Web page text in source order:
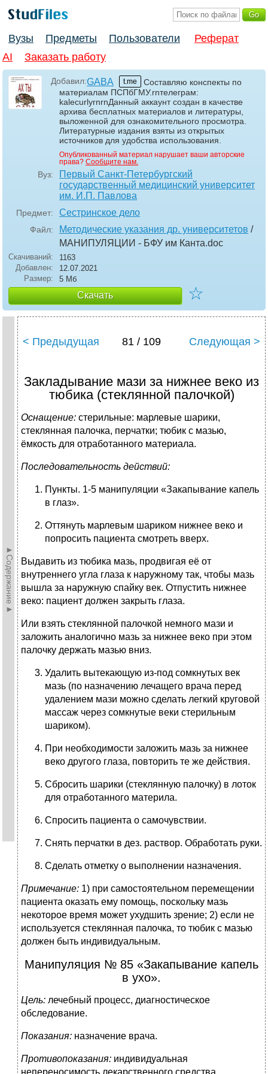
Вузы Предметы Пользователи
Реферат
AI
Заказать работу
Добавил:GABA t.me
Составляю конспекты по
материалам ПСПбГМУ.rnтелеграм:
kalecurlyrnrnДанный аккаунт создан в качестве
архива бесплатных материалов и литературы,
выложенной для ознакомительного просмотра.
Литературные издания взяты из открытых
источников для удобства использования.
Опубликованный материал нарушает ваши авторские
права? Сообщите нам.
Вуз:
Первый Санкт-Петербургский
государственный медицинский университет
им. И.П. Павлова
Предмет: Сестринское дело
Файл: Методические указания др. университетов /
МАНИПУЛЯЦИИ - БФУ им Канта.doc
Скачиваний:
1163
Добавлен:
12.07.2021
Размер:
5 Мб
Скачать ☆
►Содержание►
< Предыдущая 81 / 109 Следующая >
Закладывание мази за нижнее веко из
тюбика (стеклянной палочкой)
Оснащение: стерильные: марлевые шарики,
стеклянная палочка, перчатки; тюбик с мазью,
ёмкость для отработанного материала.
Последовательность действий:
Пункты. 1-5 манипуляции «Закапывание капель
в глаз».
Оттянуть марлевым шариком нижнее веко и
попросить пациента смотреть вверх.
Выдавить из тюбика мазь, продвигая её от
внутреннего угла глаза к наружному так, чтобы мазь
вышла за наружную спайку век. Отпустить нижнее
веко: пациент должен закрыть глаза.
Или взять стеклянной палочкой немного мази и
заложить аналогично мазь за нижнее веко при этом
палочку держать мазью вниз.
Удалить вытекающую из-под сомкнутых век
мазь (по назначению лечащего врача перед
удалением мази можно сделать легкий круговой
массаж через сомкнутые веки стерильным
шариком).
При необходимости заложить мазь за нижнее
веко другого глаза, повторить те же действия.
Сбросить шарики (стеклянную палочку) в лоток
для отработанного материла.
Спросить пациента о самочувствии.
Снять перчатки в дез. раствор. Обработать руки.
Сделать отметку о выполнении назначения.
Примечание: 1) при самостоятельном перемещении
пациента оказать ему помощь, поскольку мазь
некоторое время может ухудшить зрение; 2) если не
используется стеклянная палочка, то тюбик с мазью
должен быть индивидуальным.
Манипуляция № 85 «Закапывание капель
в ухо».
Цель: лечебный процесс, диагностическое
обследование.
Показания: назначение врача.
Противопоказания: индивидуальная